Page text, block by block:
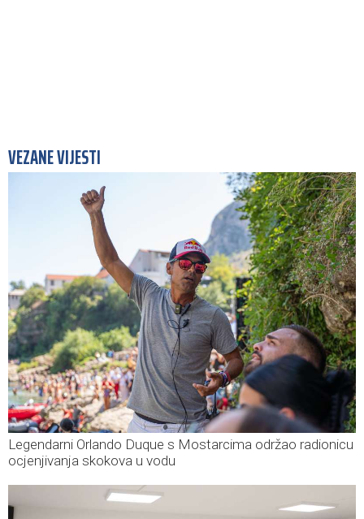
VEZANE VIJESTI
Legendarni Orlando Duque s Mostarcima održao radionicu
ocjenjivanja skokova u vodu